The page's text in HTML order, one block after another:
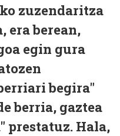
zuzendaritza
era berean,
egin gura
begira"
berria, gaztea
prestatuz. Hala,